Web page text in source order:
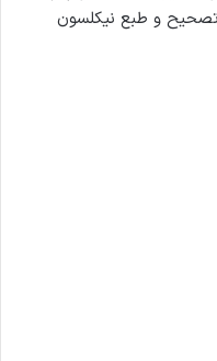
تصحیح و طبع نیکلسون